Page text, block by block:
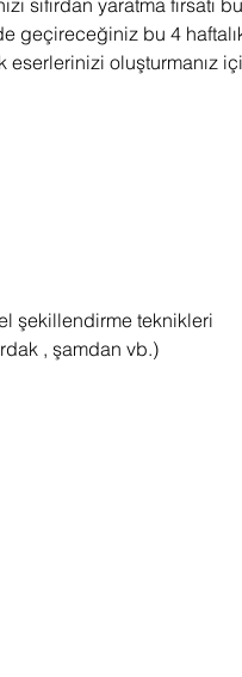
geçireceğiniz bu 4
oluşturmanız
şekillendirme teknikleri
, şamdan vb.)